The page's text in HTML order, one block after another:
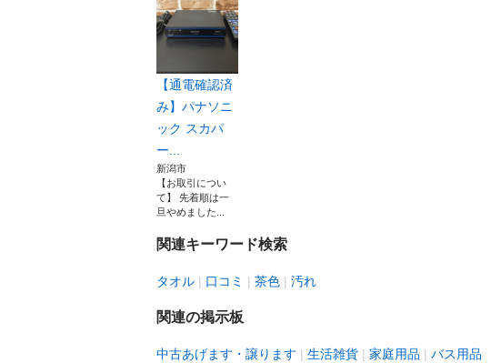
【通電確認済
み】パナソニ
ック スカパ
ー...
新潟市
【お取引につい
て】 先着順は一
旦やめました...
関連キーワード検索
タオル 口コミ 茶色 汚れ
関連の掲示板
中古あげます・譲ります 生活雑貨 家庭用品 バス用品